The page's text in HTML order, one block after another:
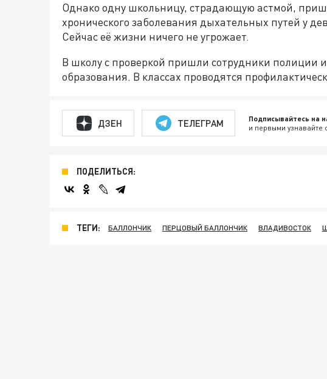
Однако одну школьницу, страдающую астмой,
хронического заболевания дыхательных путей у
Сейчас её жизни ничего не угрожает.
В школу с проверкой пришли сотрудники полиции
образования. В классах проводятся
ДЗЕН ТЕЛЕГРАМ Подписывайтесь на
и первыми узнавайте
ПОДЕЛИТЬСЯ:
ТЕГИ: БАЛЛОНЧИК ПЕРЦОВЫЙ БАЛЛОНЧИК ВЛАДИВОСТОК